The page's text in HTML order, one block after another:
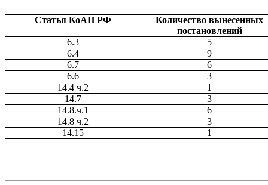
Статья КоАП РФ
Количество вынесенных
постановлений
6.3
5
6.4
9
6.7
6
6.6
3
14.4 ч.2
1
14.7
3
14.8.ч.1
6
14.8 ч.2
3
14.15
1